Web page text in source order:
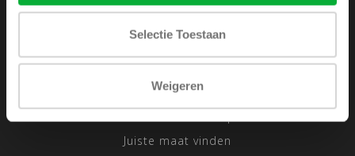
Selectie Toestaan
Weigeren
Sitemap
Traveling Tailor
Juiste maat vinden